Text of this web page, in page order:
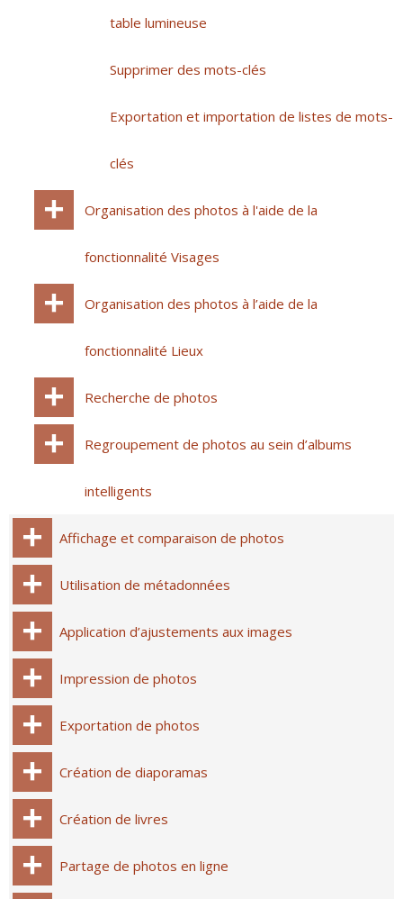
table lumineuse
Supprimer des mots-clés
Exportation et importation de listes de mots-
clés
Organisation des photos à l'aide de la
fonctionnalité Visages
Organisation des photos à l’aide de la
fonctionnalité Lieux
Recherche de photos
Regroupement de photos au sein d’albums
intelligents
Affichage et comparaison de photos
Utilisation de métadonnées
Application d’ajustements aux images
Impression de photos
Exportation de photos
Création de diaporamas
Création de livres
Partage de photos en ligne